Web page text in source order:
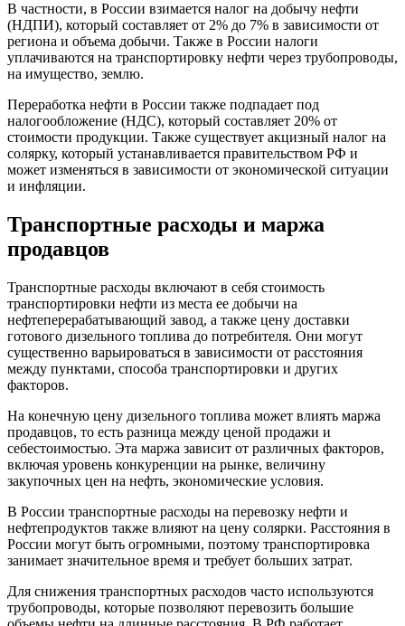
В частности, в России взимается налог на добычу нефти
(НДПИ), который составляет от 2% до 7% в зависимости от
региона и объема добычи. Также в России налоги
уплачиваются на транспортировку нефти через трубопроводы,
на имущество, землю.
Переработка нефти в России также подпадает под
налогообложение (НДС), который составляет 20% от
стоимости продукции. Также существует акцизный налог на
солярку, который устанавливается правительством РФ и
может изменяться в зависимости от экономической ситуации
и инфляции.
Транспортные расходы и маржа
продавцов
Транспортные расходы включают в себя стоимость
транспортировки нефти из места ее добычи на
нефтеперерабатывающий завод, а также цену доставки
готового дизельного топлива до потребителя. Они могут
существенно варьироваться в зависимости от расстояния
между пунктами, способа транспортировки и других
факторов.
На конечную цену дизельного топлива может влиять маржа
продавцов, то есть разница между ценой продажи и
себестоимостью. Эта маржа зависит от различных факторов,
включая уровень конкуренции на рынке, величину
закупочных цен на нефть, экономические условия.
В России транспортные расходы на перевозку нефти и
нефтепродуктов также влияют на цену солярки. Расстояния в
России могут быть огромными, поэтому транспортировка
занимает значительное время и требует больших затрат.
Для снижения транспортных расходов часто используются
трубопроводы, которые позволяют перевозить большие